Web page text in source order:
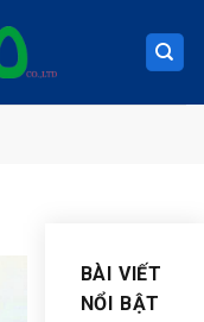
BÀI VIẾT
NỔI BẬT